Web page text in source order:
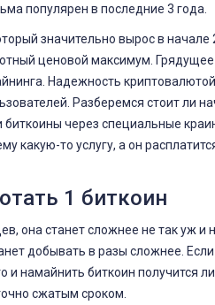
популярен в последние 3 года.
значительно вырос в
ценовой максимум.
Надежность
Разберемся стоит ли
через специальные
какую-то услугу, а он
1 биткоин
она станет сложнее не так уж
добывать в разы сложнее.
и намайнить биткоин получится
сжатым сроком.